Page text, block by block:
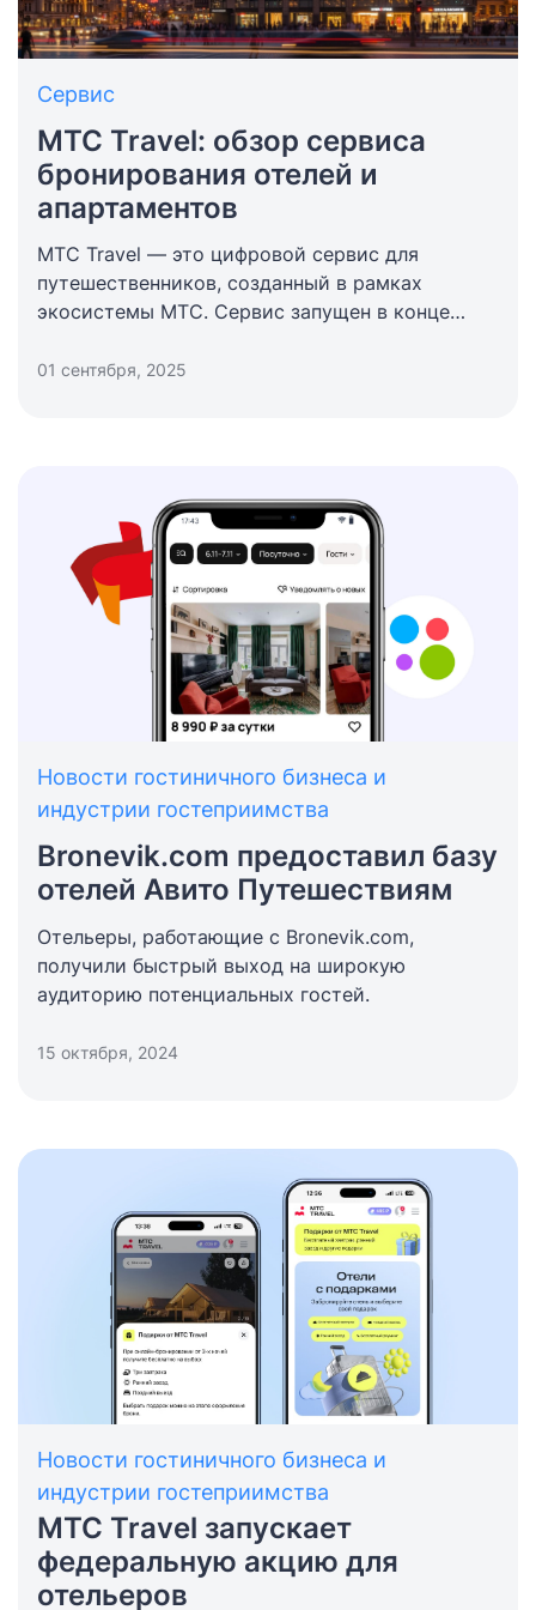
Сервис
МТС Travel: обзор сервиса
бронирования отелей и
апартаментов
МТС Travel — это цифровой сервис для
путешественников, созданный в рамках
экосистемы МТС. Сервис запущен в конце
бронировании жилья (отели, апартаменты,
travel», «мтс тревал», но это является
неправильным написанием бренда.
01 сентября, 2025
Новости гостиничного бизнеса и
индустрии гостеприимства
Bronevik.com предоставил базу
отелей Авито Путешествиям
Отельеры, работающие с Bronevik.com,
получили быстрый выход на широкую
аудиторию потенциальных гостей.
15 октября, 2024
Новости гостиничного бизнеса и
индустрии гостеприимства
МТС Travel запускает
федеральную акцию для
отельеров